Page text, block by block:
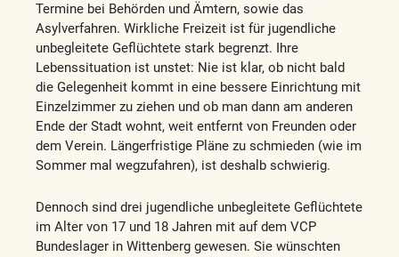
Termine bei Behörden und Ämtern, sowie das
Asylverfahren. Wirkliche Freizeit ist für jugendliche
unbegleitete Geflüchtete stark begrenzt. Ihre
Lebenssituation ist unstet: Nie ist klar, ob nicht bald
die Gelegenheit kommt in eine bessere Einrichtung mit
Einzelzimmer zu ziehen und ob man dann am anderen
Ende der Stadt wohnt, weit entfernt von Freunden oder
dem Verein. Längerfristige Pläne zu schmieden (wie im
Sommer mal wegzufahren), ist deshalb schwierig.
Dennoch sind drei jugendliche unbegleitete Geflüchtete
im Alter von 17 und 18 Jahren mit auf dem VCP
Bundeslager in Wittenberg gewesen. Sie wünschten